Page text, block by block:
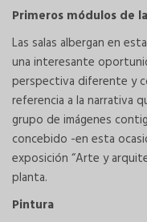
Primeros módulos de
Las salas albergan en
una interesante
perspectiva diferente y
referencia a la narrativa
grupo de imágenes
concebido -en esta
exposición “Arte y
planta.
Pintura